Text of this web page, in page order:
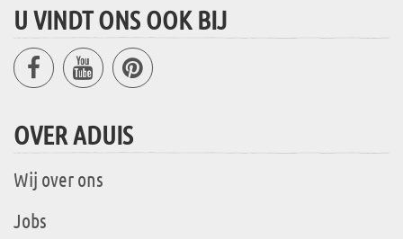
U VINDT ONS OOK BIJ
OVER ADUIS
Wij over ons
Jobs